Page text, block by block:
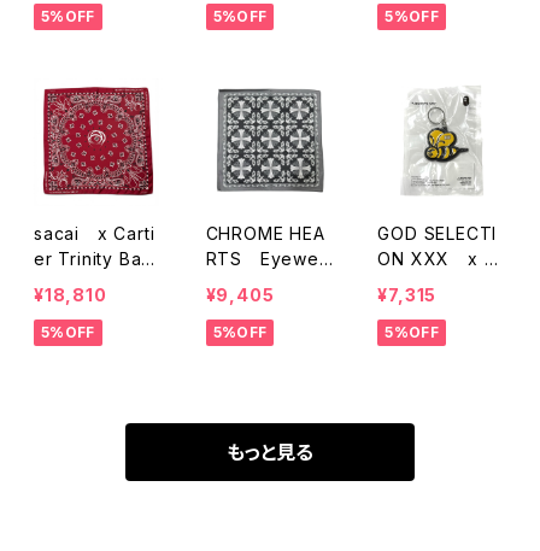
5%OFF 5%OFF 5%OFF
sacai x Carti
er Trinity Ban
dana
¥18,810
5%OFF
CHROME HEA
RTS Eyewea
r Print Cloth
¥9,405
5%OFF
GOD SELECTI
ON XXX x A
BATHING APE
RubberK Keyh
older
¥7,315
5%OFF
もっと見る